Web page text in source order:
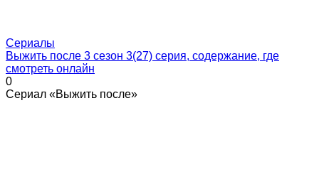
Сериалы
Выжить после 3 сезон 3(27) серия, содержание, где
смотреть онлайн
0
Сериал «Выжить после»